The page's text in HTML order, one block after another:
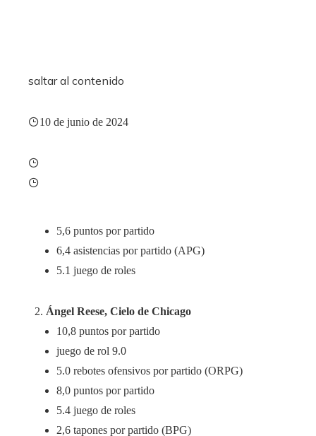
saltar al contenido
10 de junio de 2024
5,6 puntos por partido
6,4 asistencias por partido (APG)
5.1 juego de roles
Ángel Reese, Cielo de Chicago
10,8 puntos por partido
juego de rol 9.0
5.0 rebotes ofensivos por partido (ORPG)
8,0 puntos por partido
5.4 juego de roles
2,6 tapones por partido (BPG)